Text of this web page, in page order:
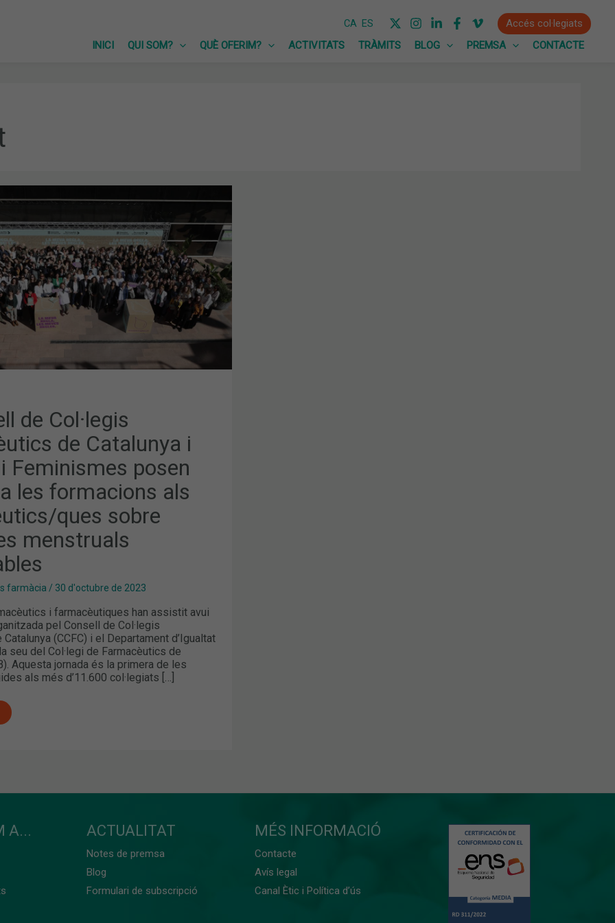
CA ES
Accés col·legiats
INICI
QUI SOM? QUÈ OFERIM? ACTIVITATS TRÀMITS BLOG PREMSA CONTACTE
de Col·legis
de Catalunya i
Feminismes posen
les formacions als
ques sobre
menstruals
farmàcia / 30 d'octubre de 2023
i farmacèutiques han assistit avui
pel Consell de Col·legis
(CCFC) i el Departament d’Igualtat
seu del Col·legi de Farmacèutics de
Aquesta jornada és la primera de les
als més d’11.600 col·legiats […]
A... ACTUALITAT
Notes de premsa
Blog
Formulari de subscripció
MÉS INFORMACIÓ
Contacte
Avís legal
Canal Ètic i Política d’ús